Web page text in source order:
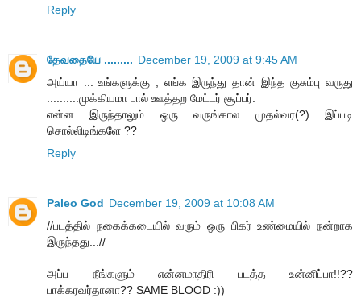
Reply
தேவதையே ......... December 19, 2009 at 9:45 AM
அய்யா ... உங்களுக்கு , எங்க இருந்து தான் இந்த குசும்பு வருது
..........முக்கியமா பால் ஊத்தற மேட்டர் சூப்பர்.
என்ன இருந்தாலும் ஒரு வருங்கால முதல்வர(?) இப்படி
சொல்லிடிங்களே ??
Reply
Paleo God December 19, 2009 at 10:08 AM
//படத்தில் நகைக்கடையில் வரும் ஒரு பிகர் உண்மையில் நன்றாக
இருந்தது...//
அப்ப நீங்களும் என்னமாதிரி படத்த உன்னிப்பா!!??
பாக்கரவர்தானா?? SAME BLOOD :))